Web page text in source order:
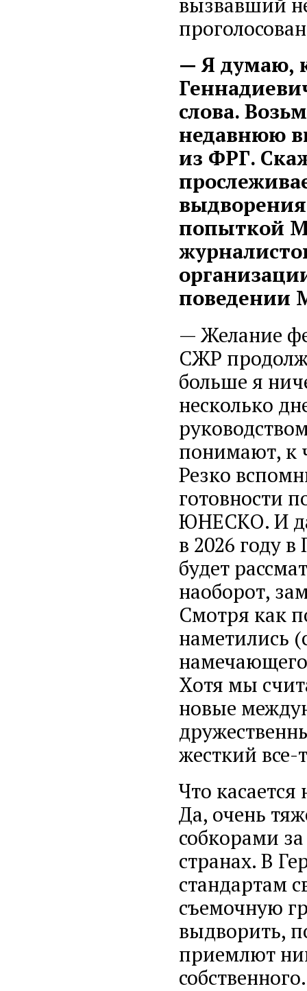
— Я думаю,
слова.
недавнюю
из ФРГ.
попыткой
поведении
— Желание
СЖР
больше я
несколько
понимают, к
Резко
готовности
ЮНЕСКО. И
в 2026 году
будет
наоборот,
Смотря как
наметились
Хотя мы
новые
жесткий все-
Что
Да, очень
собкорами
странах. В
стандартам
съемочную
выдворить,
приемлют
собственного.